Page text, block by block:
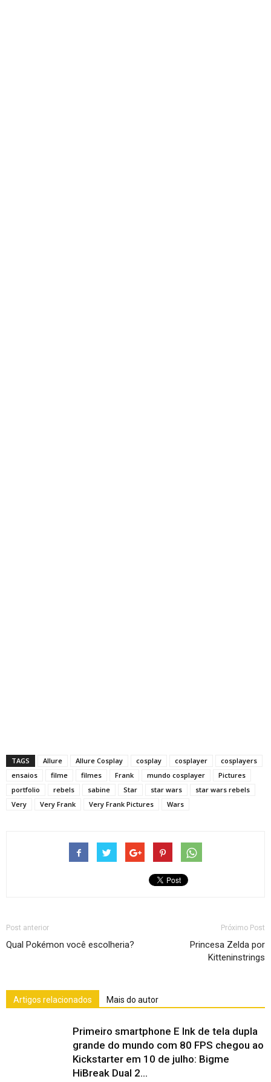
TAGS Allure Allure Cosplay cosplay cosplayer
cosplayers
ensaios
filme filmes Frank mundo cosplayer
Pictures
portfolio
rebels sabine Star star wars
star wars rebels
Very
Very Frank Very Frank Pictures Wars
Post anterior
Qual Pokémon você escolheria?
Próximo Post
Princesa Zelda por
Kitteninstrings
Artigos relacionados Mais do autor
Primeiro smartphone E Ink de tela dupla
grande do mundo com 80 FPS chegou ao
Kickstarter em 10 de julho: Bigme
HiBreak Dual 2...